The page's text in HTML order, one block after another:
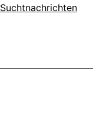
Suchtnachrichten